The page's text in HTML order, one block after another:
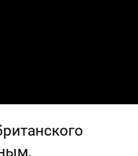
Video